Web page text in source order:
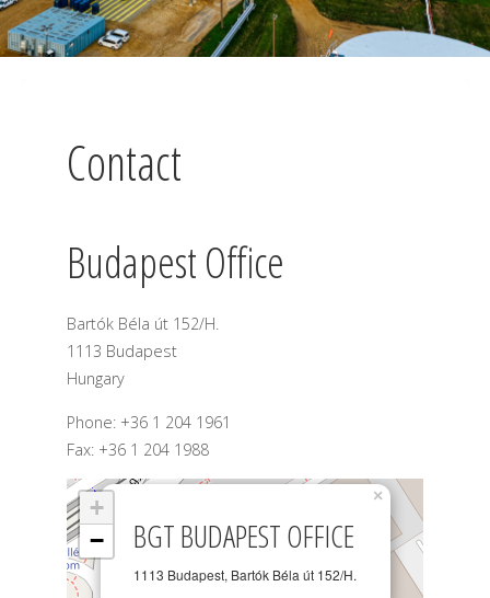
Contact
Budapest Office
Bartók Béla út 152/H.
1113 Budapest
Hungary
Phone: +36 1 204 1961
Fax: +36 1 204 1988
BGT BUDAPEST OFFICE
1113 Budapest, Bartók Béla út 152/H.
×
+
−